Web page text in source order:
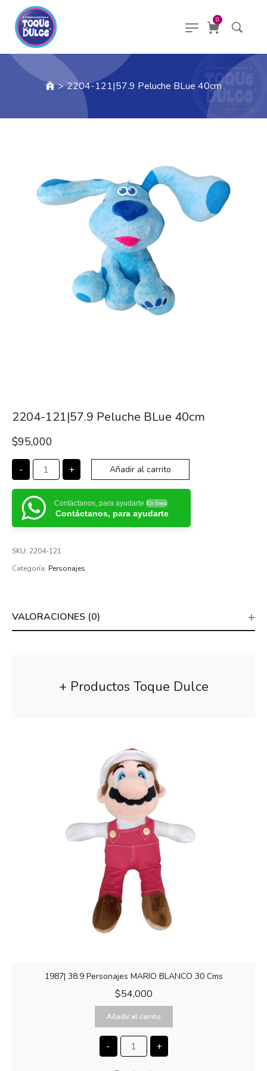
0
> 2204-121|57.9 Peluche BLue 40cm
2204-121|57.9 Peluche BLue 40cm
$95,000
- + Añadir al carrito
Contáctanos, para ayudarte En línea
Contáctanos, para ayudarte
SKU: 2204-121
Categoría: Personajes
VALORACIONES (0)
+ Productos Toque Dulce
1987| 38.9 Personajes MARIO BLANCO 30 Cms
$54,000
Añadir al carrito
- +